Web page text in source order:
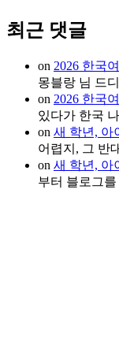
최근 댓글
on 2026 한국
몽블랑 님 드
on 2026 한국
있다가 한국
on 새 학년, 아
어렵지, 그 반
on 새 학년, 아
부터 블로그